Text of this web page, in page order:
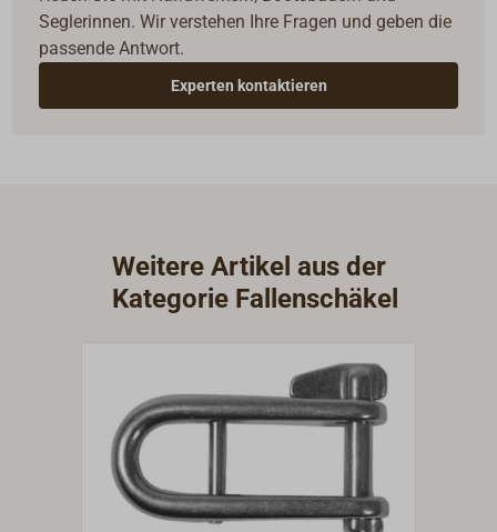
Seglerinnen. Wir verstehen Ihre Fragen und geben die
passende Antwort.
Experten kontaktieren
Weitere Artikel aus der
Kategorie Fallenschäkel